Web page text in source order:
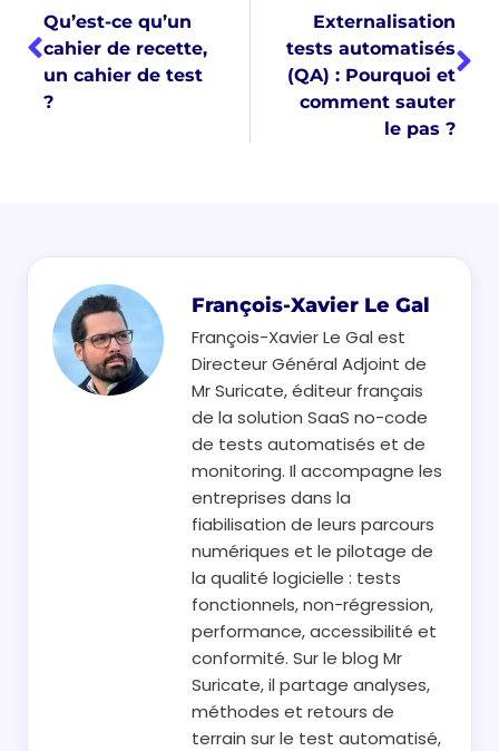
Qu’est-ce qu’un
cahier de recette,
un cahier de test
?
Externalisation
tests automatisés
(QA) : Pourquoi et
comment sauter
le pas ?
François-Xavier Le Gal
François-Xavier Le Gal est
Directeur Général Adjoint de
Mr Suricate, éditeur français
de la solution SaaS no-code
de tests automatisés et de
monitoring. Il accompagne les
entreprises dans la
fiabilisation de leurs parcours
numériques et le pilotage de
la qualité logicielle : tests
fonctionnels, non-régression,
performance, accessibilité et
conformité. Sur le blog Mr
Suricate, il partage analyses,
méthodes et retours de
terrain sur le test automatisé,